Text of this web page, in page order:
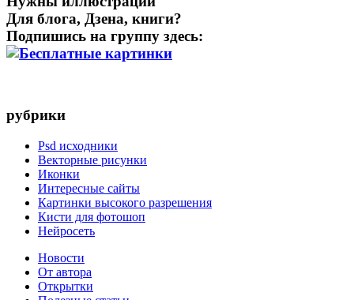
Для блога, Дзена, книги?
Подпишись на группу здесь:
рубрики
Psd исходники
Векторные рисунки
Иконки
Интересные сайты
Картинки высокого разрешения
Кисти для фотошоп
Нейросеть
Новости
От автора
Открытки